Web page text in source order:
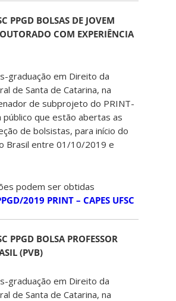
PPGD BOLSAS DE JOVEM
COM EXPERIÊNCIA
graduação em Direito da
de Santa de Catarina, na
de subprojeto do PRINT-
público que estão abertas as
de bolsistas, para início do
Brasil entre 01/10/2019 e
podem ser obtidas
2019 PRINT – CAPES UFSC
PPGD BOLSA PROFESSOR
(PVB)
graduação em Direito da
de Santa de Catarina, na